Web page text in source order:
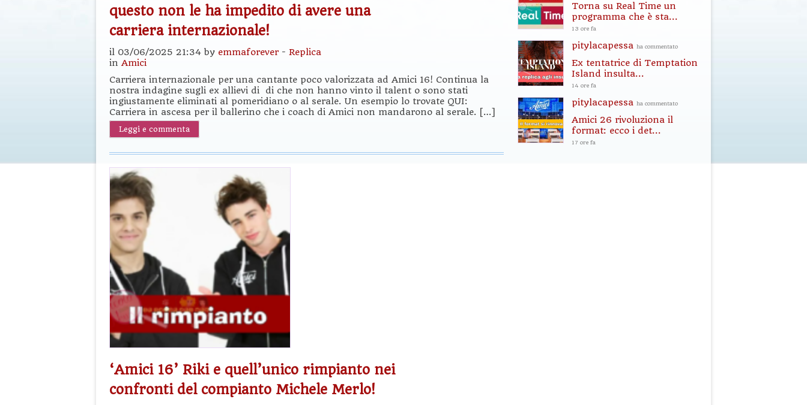
questo non le ha impedito di avere una
carriera internazionale!
il 03/06/2025 21:34 by emmaforever- Replica
in Amici
Carriera internazionale per una cantante poco valorizzata ad Amici 16! Continua la
nostra indagine sugli ex allievi di di che non hanno vinto il talent o sono stati
ingiustamente eliminati al pomeridiano o al serale. Un esempio lo trovate QUI:
Carriera in ascesa per il ballerino che i coach di Amici non mandarono al serale. […]
Leggi e commenta
‘Amici 16’ Riki e quell’unico rimpianto nei
confronti del compianto Michele Merlo!
Torna su Real Time un
programma che è sta...
13 ore fa
pitylacapessa ha commentato
Ex tentatrice di Temptation
Island insulta...
14 ore fa
pitylacapessa ha commentato
Amici 26 rivoluziona il
format: ecco i det...
17 ore fa